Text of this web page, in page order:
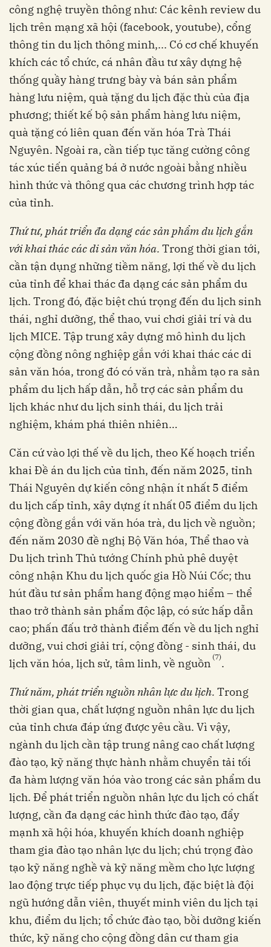
công nghệ truyền thông như: Các kênh review du
lịch trên mạng xã hội (facebook, youtube), cổng
thông tin du lịch thông minh,... Có cơ chế khuyến
khích các tổ chức, cá nhân đầu tư xây dựng hệ
thống quầy hàng trưng bày và bán sản phẩm
hàng lưu niệm, quà tặng du lịch đặc thù của địa
phương; thiết kế bộ sản phẩm hàng lưu niệm,
quà tặng có liên quan đến văn hóa Trà Thái
Nguyên. Ngoài ra, cần tiếp tục tăng cường công
tác xúc tiến quảng bá ở nước ngoài bằng nhiều
hình thức và thông qua các chương trình hợp tác
của tỉnh.
Thứ tư, phát triển đa dạng các sản phẩm du lịch gắn
với khai thác các di sản văn hóa. Trong thời gian tới,
cần tận dụng những tiềm năng, lợi thế về du lịch
của tỉnh để khai thác đa dạng các sản phẩm du
lịch. Trong đó, đặc biệt chú trọng đến du lịch sinh
thái, nghỉ dưỡng, thể thao, vui chơi giải trí và du
lịch MICE. Tập trung xây dựng mô hình du lịch
cộng đồng nông nghiệp gắn với khai thác các di
sản văn hóa, trong đó có văn trà, nhằm tạo ra sản
phẩm du lịch hấp dẫn, hỗ trợ các sản phẩm du
lịch khác như du lịch sinh thái, du lịch trải
nghiệm, khám phá thiên nhiên…
Căn cứ vào lợi thế về du lịch, theo Kế hoạch triển
khai Đề án du lịch của tỉnh, đến năm 2025, tỉnh
Thái Nguyên dự kiến công nhận ít nhất 5 điểm
du lịch cấp tỉnh, xây dựng ít nhất 05 điểm du lịch
cộng đồng gắn với văn hóa trà, du lịch về nguồn;
đến năm 2030 đề nghị Bộ Văn hóa, Thể thao và
Du lịch trình Thủ tướng Chính phủ phê duyệt
công nhận Khu du lịch quốc gia Hồ Núi Cốc; thu
hút đầu tư sản phẩm hang động mạo hiểm – thể
thao trở thành sản phẩm độc lập, có sức hấp dẫn
cao; phấn đấu trở thành điểm đến về du lịch nghỉ
dưỡng, vui chơi giải trí, cộng đồng - sinh thái, du
lịch văn hóa, lịch sử, tâm linh, về nguồn (7).
Thứ năm, phát triển nguồn nhân lực du lịch. Trong
thời gian qua, chất lượng nguồn nhân lực du lịch
của tỉnh chưa đáp ứng được yêu cầu. Vì vậy,
ngành du lịch cần tập trung nâng cao chất lượng
đào tạo, kỹ năng thực hành nhằm chuyển tải tối
đa hàm lượng văn hóa vào trong các sản phẩm du
lịch. Để phát triển nguồn nhân lực du lịch có chất
lượng, cần đa dạng các hình thức đào tạo, đẩy
mạnh xã hội hóa, khuyến khích doanh nghiệp
tham gia đào tạo nhân lực du lịch; chú trọng đào
tạo kỹ năng nghề và kỹ năng mềm cho lực lượng
lao động trực tiếp phục vụ du lịch, đặc biệt là đội
ngũ hướng dẫn viên, thuyết minh viên du lịch tại
khu, điểm du lịch; tổ chức đào tạo, bồi dưỡng kiến
thức, kỹ năng cho cộng đồng dân cư tham gia